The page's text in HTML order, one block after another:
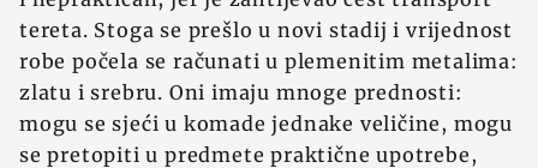
tereta. Stoga se prešlo u novi stadij i vrijednost
robe počela se računati u plemenitim metalima:
zlatu i srebru. Oni imaju mnoge prednosti:
mogu se sjeći u komade jednake veličine, mogu
se pretopiti u predmete praktične upotrebe,